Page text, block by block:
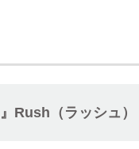
Rush（ラッシュ）